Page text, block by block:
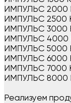
ИМПУЛЬС 2000
ИМПУЛЬС 2500
ИМПУЛЬС 3000
ИМПУЛЬС 4000
ИМПУЛЬС 5000
ИМПУЛЬС 6000
ИМПУЛЬС 7000
ИМПУЛЬС 8000
Реализуем